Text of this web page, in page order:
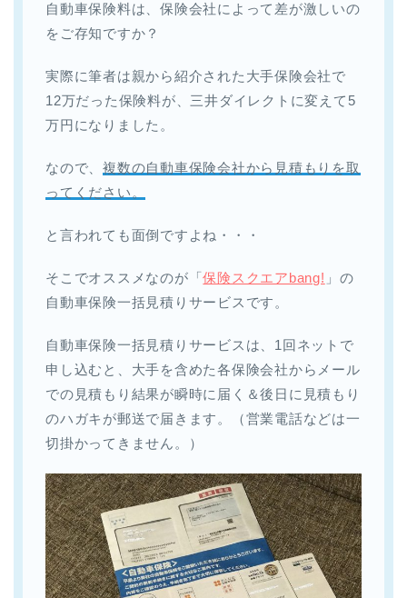
自動車保険料は、保険会社によって差が激しいの
をご存知ですか？
実際に筆者は親から紹介された大手保険会社で
12万だった保険料が、三井ダイレクトに変えて5
万円になりました。
なので、複数の自動車保険会社から見積もりを取
ってください。
と言われても面倒ですよね・・・
そこでオススメなのが「保険スクエアbang! 」の
自動車保険一括見積りサービスです。
自動車保険一括見積りサービスは、1回ネットで
申し込むと、大手を含めた各保険会社からメール
での見積もり結果が瞬時に届く＆後日に見積もり
のハガキが郵送で届きます。（営業電話などは一
切掛かってきません。）